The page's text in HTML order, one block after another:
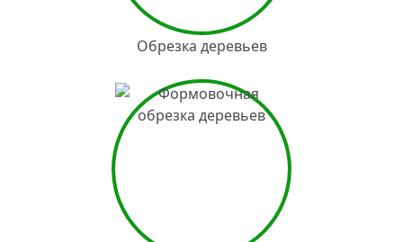
Обрезка деревьев